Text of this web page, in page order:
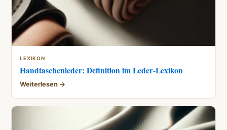
LEXIKON
Handtaschenleder: Definition im Leder-Lexikon
Weiterlesen →